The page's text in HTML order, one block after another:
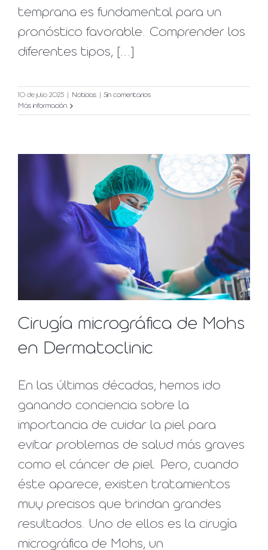
temprana es fundamental para un
pronóstico favorable. Comprender los
diferentes tipos, [...]
10 de julio 2025 Noticias
Sin comentarios
Más información
Cirugía micrográfica de Mohs
en Dermatoclinic
En las últimas décadas, hemos ido
ganando conciencia sobre la
importancia de cuidar la piel para
evitar problemas de salud más graves
como el cáncer de piel. Pero, cuando
éste aparece, existen tratamientos
muy precisos que brindan grandes
resultados. Uno de ellos es la cirugía
micrográfica de Mohs, un